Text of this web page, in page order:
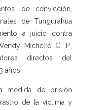
de convicción,
de Tungurahua
a juicio contra
Michelle C. P.,
directos del
años.
medida de prisión
de la víctima y